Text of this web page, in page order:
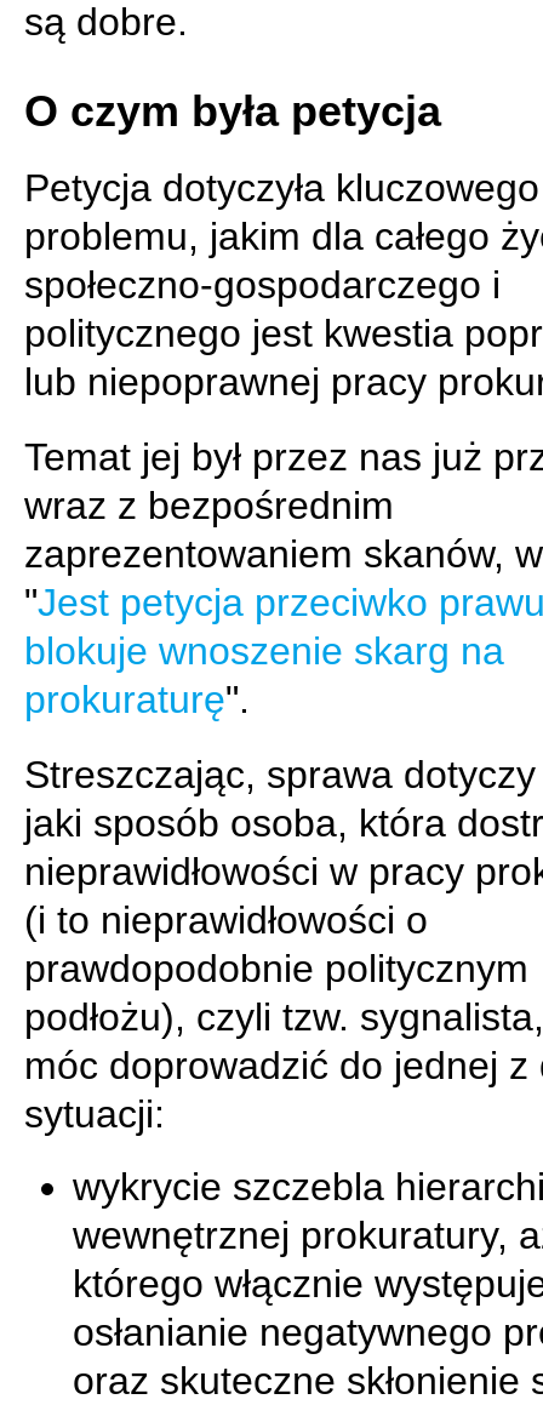
są dobre.
O czym była petycja
Petycja dotyczyła kluczowego
problemu, jakim dla całego
społeczno-gospodarczego i
politycznego jest kwestia
lub niepoprawnej pracy
Temat jej był przez nas już
wraz z bezpośrednim
zaprezentowaniem skanów,
"Jest petycja przeciwko
blokuje wnoszenie skarg na
prokuraturę".
Streszczając, sprawa
jaki sposób osoba, która
nieprawidłowości w pracy
(i to nieprawidłowości o
prawdopodobnie politycznym
podłożu), czyli tzw.
móc doprowadzić do jednej z
sytuacji:
wykrycie szczebla
wewnętrznej prokuratury,
którego włącznie
osłanianie negatywnego
oraz skuteczne skłonienie